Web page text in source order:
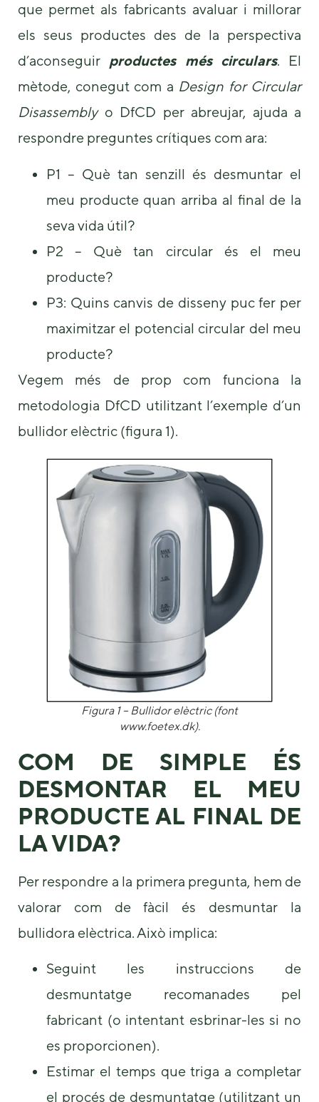
que permet als fabricants avaluar i millorar
els seus productes des de la perspectiva
d’aconseguir productes més circulars. El
mètode, conegut com a Design for Circular
Disassemblyo DfCD per abreujar, ajuda a
respondre preguntes crítiques com ara:
P1 – Què tan senzill és desmuntar el
meu producte quan arriba al final de la
seva vida útil?
P2 – Què tan circular és el meu
producte?
P3: Quins canvis de disseny puc fer per
maximitzar el potencial circular del meu
producte?
Vegem més de prop com funciona la
metodologia DfCD utilitzant l’exemple d’un
bullidor elèctric (figura 1).
Figura 1– Bullidor elèctric (font
www.foetex.dk).
COM DE SIMPLE ÉS
DESMONTAR EL MEU
PRODUCTE AL FINAL DE
LA VIDA?
Per respondre a la primera pregunta, hem de
valorar com de fàcil és desmuntar la
bullidora elèctrica. Això implica:
Seguint les instruccions de
desmuntatge recomanades pel
fabricant (o intentant esbrinar-les si no
es proporcionen).
Estimar el temps que triga a completar
el procés de desmuntatge (utilitzant un